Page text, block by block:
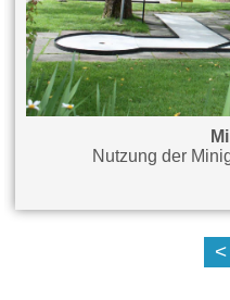
Nutzung der
<